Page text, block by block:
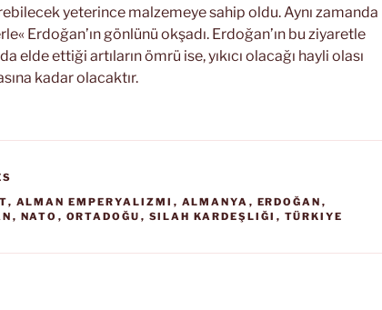
yeterince malzemeye sahip oldu. Aynı zamanda
Erdoğan’ın gönlünü okşadı. Erdoğan’ın bu ziyaretle
elde ettiği artıların ömrü ise, yıkıcı olacağı hayli olası
kadar olacaktır.
, ALMAN EMPERYALIZMI , ALMANYA , ERDOĞAN ,
, NATO , ORTADOĞU , SILAH KARDEŞLIĞI , TÜRKIYE